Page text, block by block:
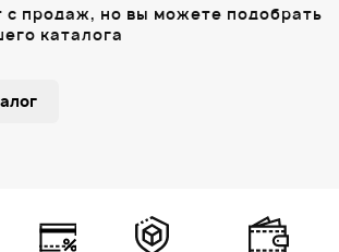
с продаж, но вы можете подобрать
каталога